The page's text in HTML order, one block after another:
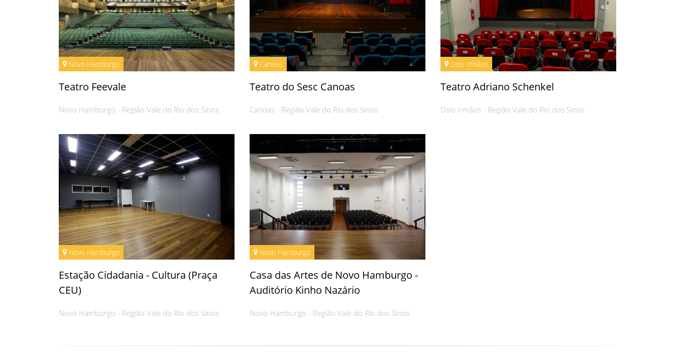
Novo Hamburgo
Teatro Feevale
Novo Hamburgo - Região Vale do Rio dos Sinos
Canoas
Teatro do Sesc Canoas
Canoas - Região Vale do Rio dos Sinos
Dois Irmãos
Teatro Adriano Schenkel
Dois Irmãos - Região Vale do Rio dos Sinos
Novo Hamburgo
Estação Cidadania - Cultura (Praça
CEU)
Novo Hamburgo - Região Vale do Rio dos Sinos
Novo Hamburgo
Casa das Artes de Novo Hamburgo -
Auditório Kinho Nazário
Novo Hamburgo - Região Vale do Rio dos Sinos